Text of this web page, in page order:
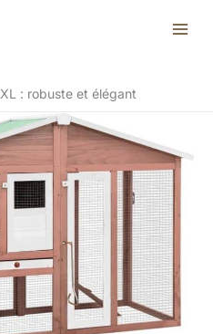
: robuste et élégant